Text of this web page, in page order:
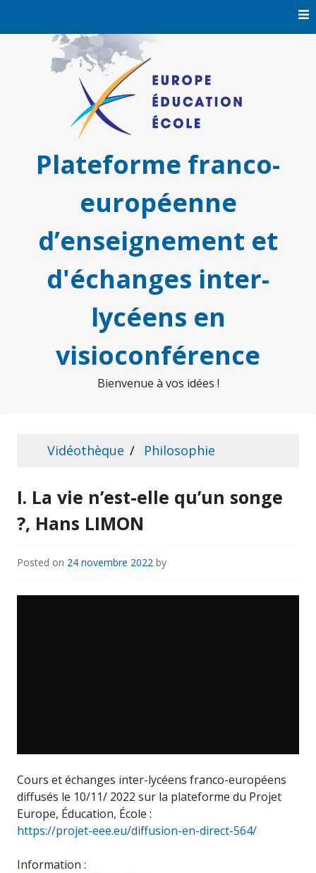
Plateforme franco-
européenne
d’enseignement et
d'échanges inter-
lycéens en
visioconférence
Bienvenue à vos idées !
Vidéothèque Philosophie
I. La vie n’est-elle qu’un songe
?, Hans LIMON
Posted on 24 novembre 2022 by
Cours et échanges inter-lycéens franco-européens
diffusés le 10/11/ 2022 sur la plateforme du Projet
Europe, Éducation, École :
https://projet-eee.eu/diffusion-en-direct-564/
Information :